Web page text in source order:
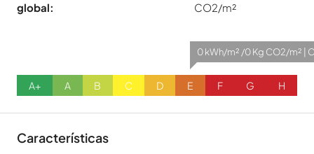
global:
CO2/m²
A+ A B C D
0 kWh/m² /0 Kg CO2/m² |
E F G H
Características